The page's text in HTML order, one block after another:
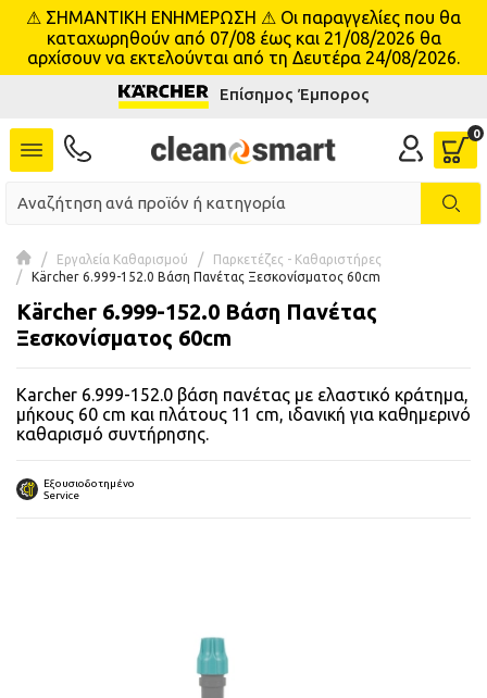
menu
⚠ ΣΗΜΑΝΤΙΚΗ ΕΝΗΜΕΡΩΣΗ ⚠ Οι παραγγελίες που θα
καταχωρηθούν από 07/08 έως και 21/08/2026 θα
αρχίσουν να εκτελούνται από τη Δευτέρα 24/08/2026.
Επίσημος Έμπορος
Εργαλεία Καθαρισμού
Παρκετέζες - Καθαριστήρες
Kärcher 6.999-152.0 Βάση Πανέτας Ξεσκονίσματος 60cm
Kärcher 6.999-152.0 Βάση Πανέτας
Ξεσκονίσματος 60cm
Karcher 6.999-152.0 βάση πανέτας με ελαστικό κράτημα,
μήκους 60 cm και πλάτους 11 cm, ιδανική για καθημερινό
καθαρισμό συντήρησης.
Εξουσιοδοτημένο
Service